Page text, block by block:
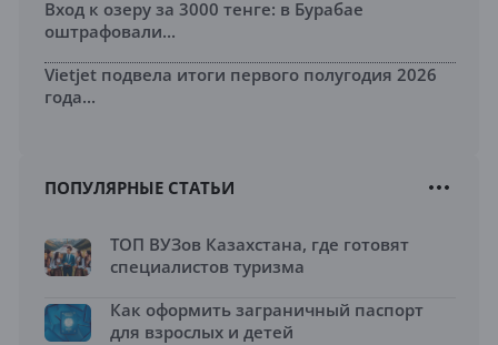
Вход к озеру за 3000 тенге: в Бурабае
оштрафовали...
Vietjet подвела итоги первого полугодия 2026
года...
ПОПУЛЯРНЫЕ СТАТЬИ
ТОП ВУЗов Казахстана, где готовят
специалистов туризма
Как оформить заграничный паспорт
для взрослых и детей